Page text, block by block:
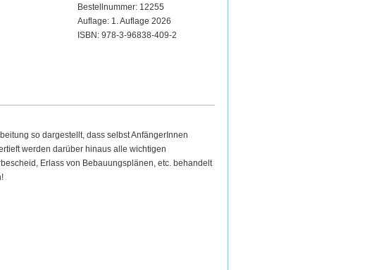
Bestellnummer: 12255
Auflage: 1. Auflage 2026
ISBN: 978-3-96838-409-2
so dargestellt, dass selbst AnfängerInnen
werden darüber hinaus alle wichtigen
Erlass von Bebauungsplänen, etc. behandelt